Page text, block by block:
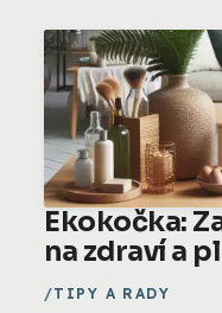
Ekokočka:
na zdraví a
TIPY A RADY